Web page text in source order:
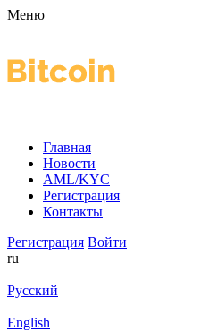
Меню
Главная
Новости
AML/KYC
Регистрация
Контакты
Регистрация Войти
ru
Русский
English